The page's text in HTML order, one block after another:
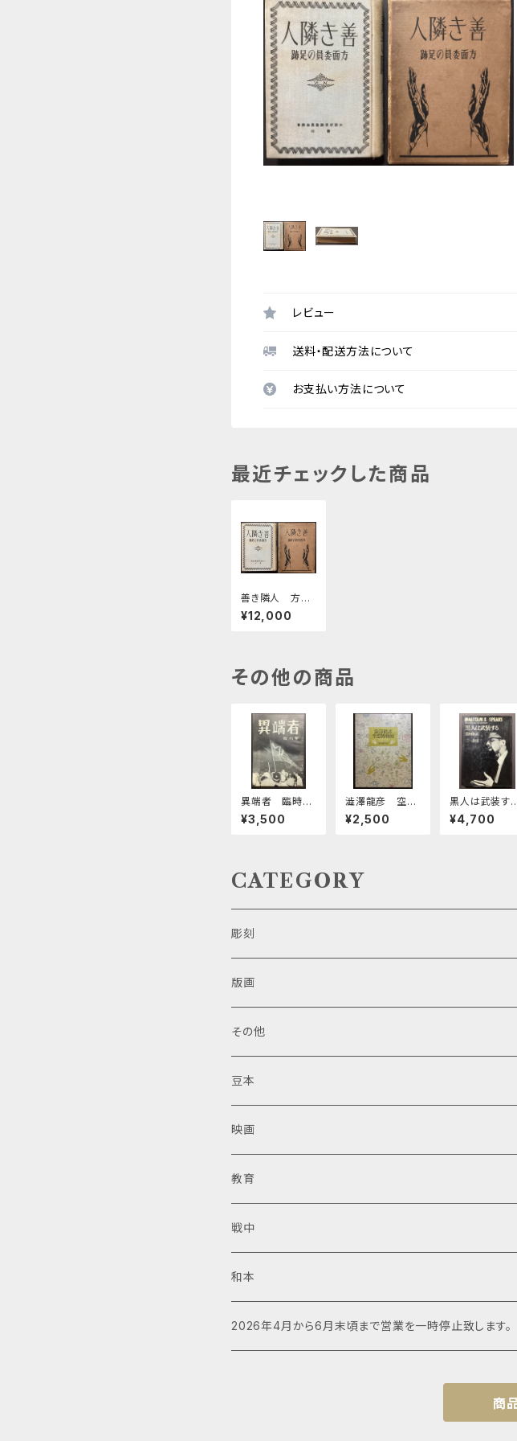
レビュー
送料・配送方法について
お支払い方法について
最近チェックした商品
善き隣人 方面
委員の足跡
¥12,000
その他の商品
異端者 臨時
号 徳島大学医
学部斗争中間総
¥3,500
澁澤龍彦 空想
博物館
¥2,500
黒人は武装す
る
X SPEAKS
¥4,700
CATEGORY
彫刻
版画
その他
豆本
映画
教育
戦中
和本
2026年4月から6月末頃まで営業を一時停止致します。
商